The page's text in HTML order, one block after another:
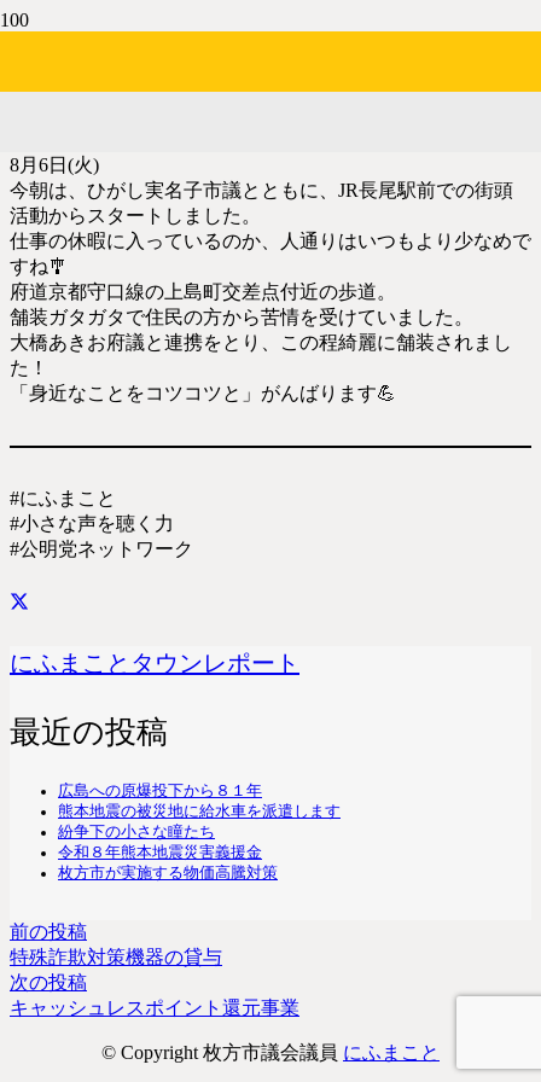
8月6日(火)
今朝は、ひがし実名子市議とともに、JR長尾駅前での街頭
活動からスタートしました。
仕事の休暇に入っているのか、人通りはいつもより少なめで
すね🎐
府道京都守口線の上島町交差点付近の歩道。
舗装ガタガタで住民の方から苦情を受けていました。
大橋あきお府議と連携をとり、この程綺麗に舗装されまし
た！
「身近なことをコツコツと」がんばります💪
#にふまこと
#小さな声を聴く力
#公明党ネットワーク
にふまことタウンレポート
最近の投稿
広島への原爆投下から８１年
熊本地震の被災地に給水車を派遣します
紛争下の小さな瞳たち
令和８年熊本地震災害義援金
枚方市が実施する物価高騰対策
前の投稿
特殊詐欺対策機器の貸与
次の投稿
キャッシュレスポイント還元事業
© Copyright 枚方市議会議員 にふまこと